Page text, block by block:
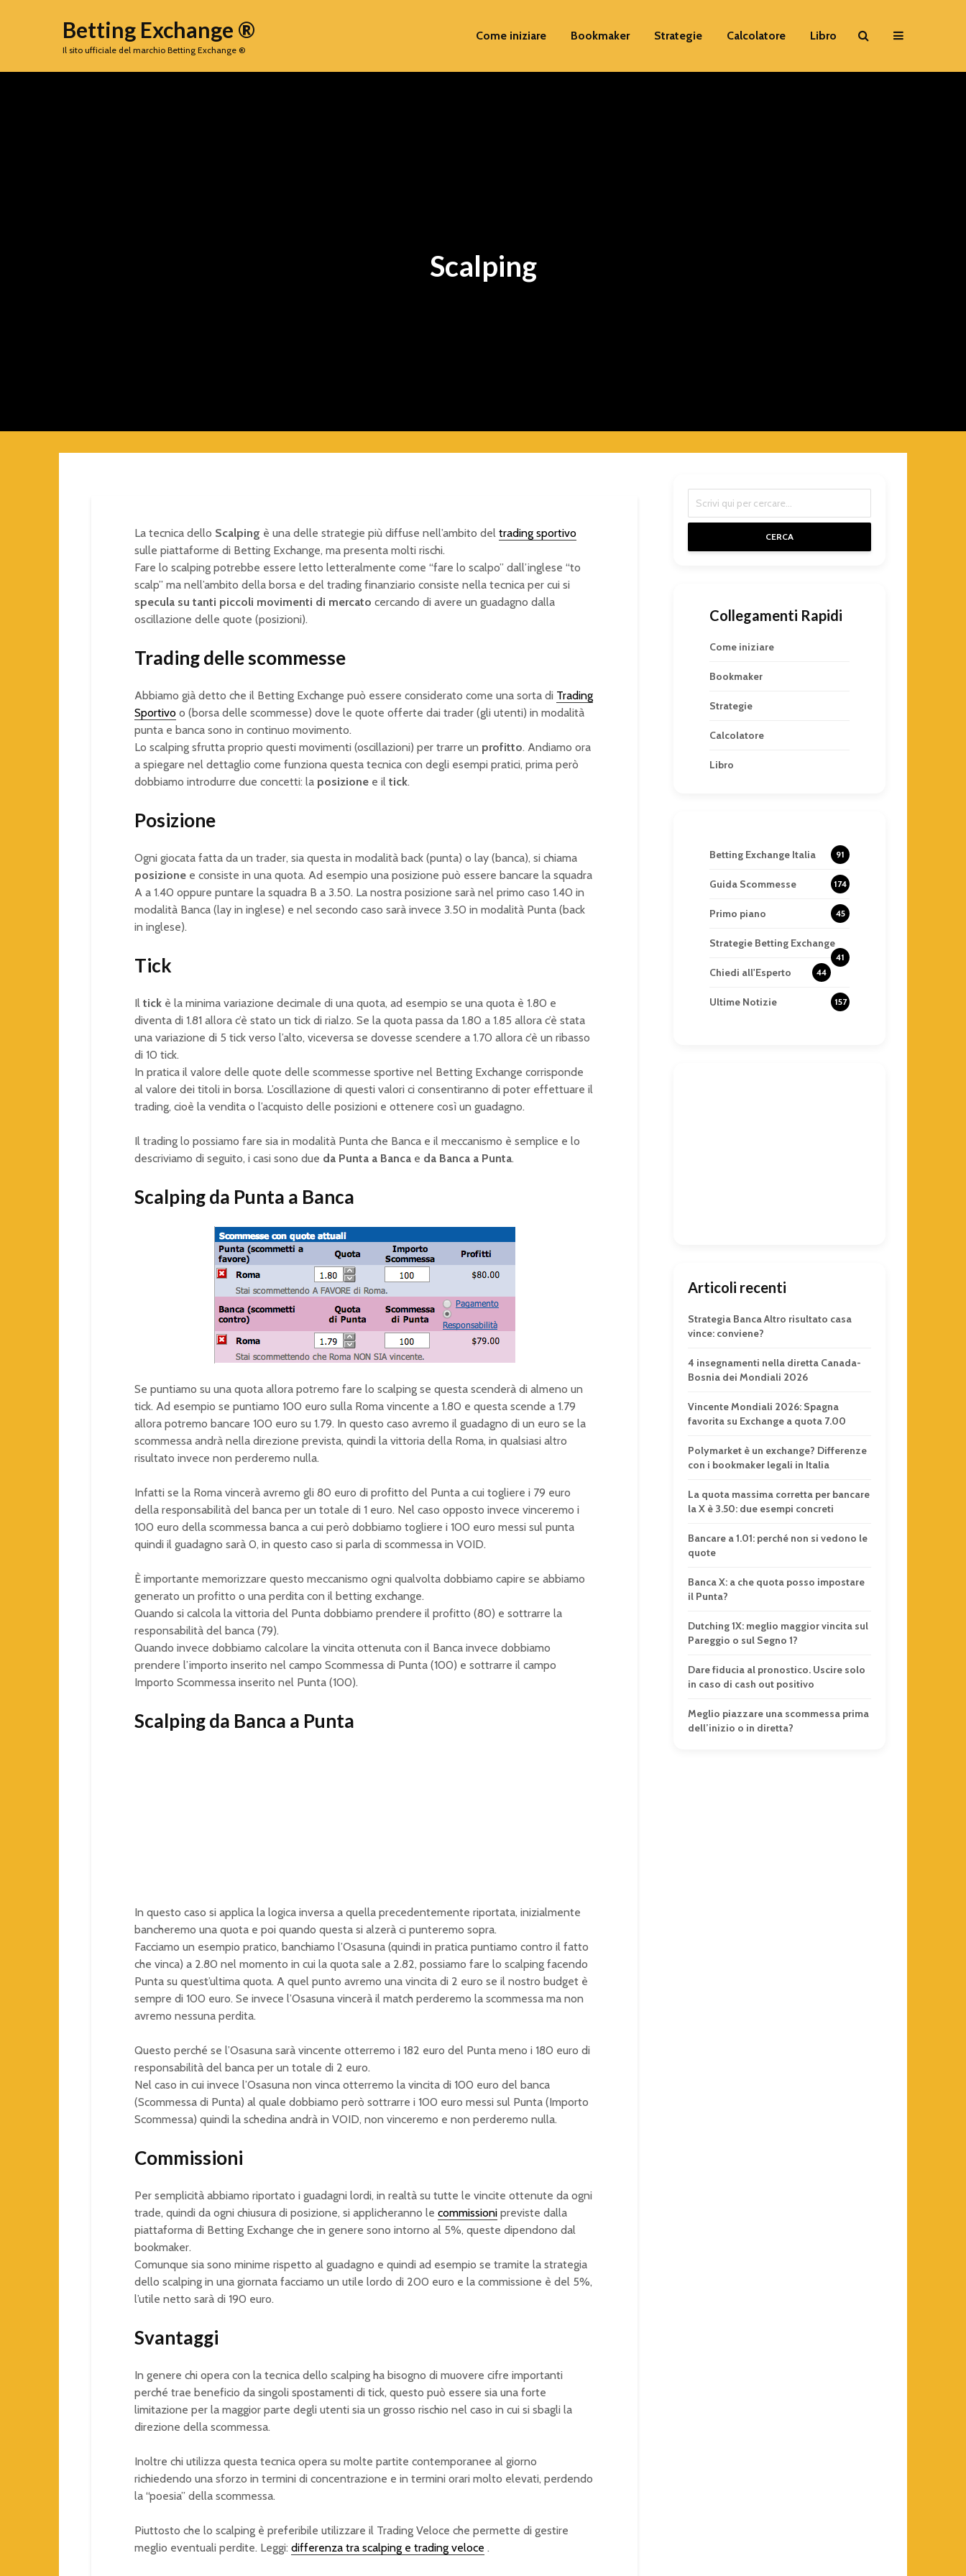
Betting Exchange ®
Il sito ufficiale del marchio Betting Exchange ®
Come iniziare Bookmaker Strategie Calcolatore Libro
Scalping
La tecnica dello Scalping è una delle strategie più diffuse nell’ambito del trading sportivo
sulle piattaforme di Betting Exchange, ma presenta molti rischi.
Fare lo scalping potrebbe essere letto letteralmente come “fare lo scalpo” dall’inglese “to
scalp” ma nell’ambito della borsa e del trading finanziario consiste nella tecnica per cui si
specula su tanti piccoli movimenti di mercato cercando di avere un guadagno dalla
oscillazione delle quote (posizioni).
Trading delle scommesse
Abbiamo già detto che il Betting Exchange può essere considerato come una sorta di Trading
Sportivo o (borsa delle scommesse) dove le quote offerte dai trader (gli utenti) in modalità
punta e banca sono in continuo movimento.
Lo scalping sfrutta proprio questi movimenti (oscillazioni) per trarre un profitto. Andiamo ora
a spiegare nel dettaglio come funziona questa tecnica con degli esempi pratici, prima però
dobbiamo introdurre due concetti: la posizione e il tick.
Posizione
Ogni giocata fatta da un trader, sia questa in modalità back (punta) o lay (banca), si chiama
posizione e consiste in una quota. Ad esempio una posizione può essere bancare la squadra
A a 1.40 oppure puntare la squadra B a 3.50. La nostra posizione sarà nel primo caso 1.40 in
modalità Banca (lay in inglese) e nel secondo caso sarà invece 3.50 in modalità Punta (back
in inglese).
Tick
Il tick è la minima variazione decimale di una quota, ad esempio se una quota è 1.80 e
diventa di 1.81 allora c’è stato un tick di rialzo. Se la quota passa da 1.80 a 1.85 allora c’è stata
una variazione di 5 tick verso l’alto, viceversa se dovesse scendere a 1.70 allora c’è un ribasso
di 10 tick.
In pratica il valore delle quote delle scommesse sportive nel Betting Exchange corrisponde
al valore dei titoli in borsa. L’oscillazione di questi valori ci consentiranno di poter effettuare il
trading, cioè la vendita o l’acquisto delle posizioni e ottenere così un guadagno.
Il trading lo possiamo fare sia in modalità Punta che Banca e il meccanismo è semplice e lo
descriviamo di seguito, i casi sono due da Punta a Banca e da Banca a Punta.
Scalping da Punta a Banca
Se puntiamo su una quota allora potremo fare lo scalping se questa scenderà di almeno un
tick. Ad esempio se puntiamo 100 euro sulla Roma vincente a 1.80 e questa scende a 1.79
allora potremo bancare 100 euro su 1.79. In questo caso avremo il guadagno di un euro se la
scommessa andrà nella direzione prevista, quindi la vittoria della Roma, in qualsiasi altro
risultato invece non perderemo nulla.
Infatti se la Roma vincerà avremo gli 80 euro di profitto del Punta a cui togliere i 79 euro
della responsabilità del banca per un totale di 1 euro. Nel caso opposto invece vinceremo i
100 euro della scommessa banca a cui però dobbiamo togliere i 100 euro messi sul punta
quindi il guadagno sarà 0, in questo caso si parla di scommessa in VOID.
È importante memorizzare questo meccanismo ogni qualvolta dobbiamo capire se abbiamo
generato un profitto o una perdita con il betting exchange.
Quando si calcola la vittoria del Punta dobbiamo prendere il profitto (80) e sottrarre la
responsabilità del banca (79).
Quando invece dobbiamo calcolare la vincita ottenuta con il Banca invece dobbiamo
prendere l’importo inserito nel campo Scommessa di Punta (100) e sottrarre il campo
Importo Scommessa inserito nel Punta (100).
Scalping da Banca a Punta
In questo caso si applica la logica inversa a quella precedentemente riportata, inizialmente
bancheremo una quota e poi quando questa si alzerà ci punteremo sopra.
Facciamo un esempio pratico, banchiamo l’Osasuna (quindi in pratica puntiamo contro il fatto
che vinca) a 2.80 nel momento in cui la quota sale a 2.82, possiamo fare lo scalping facendo
Punta su quest’ultima quota. A quel punto avremo una vincita di 2 euro se il nostro budget è
sempre di 100 euro. Se invece l’Osasuna vincerà il match perderemo la scommessa ma non
avremo nessuna perdita.
Questo perché se l’Osasuna sarà vincente otterremo i 182 euro del Punta meno i 180 euro di
responsabilità del banca per un totale di 2 euro.
Nel caso in cui invece l’Osasuna non vinca otterremo la vincita di 100 euro del banca
(Scommessa di Punta) al quale dobbiamo però sottrarre i 100 euro messi sul Punta (Importo
Scommessa) quindi la schedina andrà in VOID, non vinceremo e non perderemo nulla.
Commissioni
Per semplicità abbiamo riportato i guadagni lordi, in realtà su tutte le vincite ottenute da ogni
trade, quindi da ogni chiusura di posizione, si applicheranno le commissioni previste dalla
piattaforma di Betting Exchange che in genere sono intorno al 5%, queste dipendono dal
bookmaker.
Comunque sia sono minime rispetto al guadagno e quindi ad esempio se tramite la strategia
dello scalping in una giornata facciamo un utile lordo di 200 euro e la commissione è del 5%,
l’utile netto sarà di 190 euro.
Svantaggi
In genere chi opera con la tecnica dello scalping ha bisogno di muovere cifre importanti
perché trae beneficio da singoli spostamenti di tick, questo può essere sia una forte
limitazione per la maggior parte degli utenti sia un grosso rischio nel caso in cui si sbagli la
direzione della scommessa.
Inoltre chi utilizza questa tecnica opera su molte partite contemporanee al giorno
richiedendo una sforzo in termini di concentrazione e in termini orari molto elevati, perdendo
la “poesia” della scommessa.
Piuttosto che lo scalping è preferibile utilizzare il Trading Veloce che permette di gestire
meglio eventuali perdite. Leggi: differenza tra scalping e trading veloce .
CERCA
Collegamenti Rapidi
Come iniziare
Bookmaker
Strategie
Calcolatore
Libro
Betting Exchange Italia 91
Guida Scommesse 174
Primo piano 45
Strategie Betting Exchange
41
Chiedi all'Esperto 44
Ultime Notizie 157
Articoli recenti
Strategia Banca Altro risultato casa
vince: conviene?
4 insegnamenti nella diretta Canada-
Bosnia dei Mondiali 2026
Vincente Mondiali 2026: Spagna
favorita su Exchange a quota 7.00
Polymarket è un exchange? Differenze
con i bookmaker legali in Italia
La quota massima corretta per bancare
la X è 3.50: due esempi concreti
Bancare a 1.01: perché non si vedono le
quote
Banca X: a che quota posso impostare
il Punta?
Dutching 1X: meglio maggior vincita sul
Pareggio o sul Segno 1?
Dare fiducia al pronostico. Uscire solo
in caso di cash out positivo
Meglio piazzare una scommessa prima
dell’inizio o in diretta?